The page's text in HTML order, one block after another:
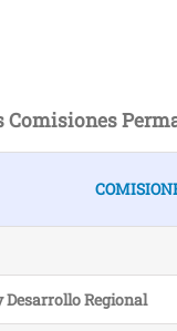
Desarrollo Regional